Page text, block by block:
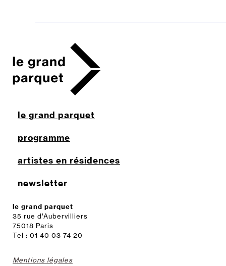
le grand parquet
35 rue d’Aubervilliers
75018 Paris
Tel : 01 40 03 74 20
Mentions légales
le grand parquet
programme
artistes en résidences
newsletter